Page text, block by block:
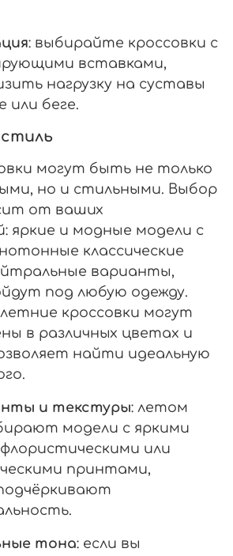
: выбирайте кроссовки с
вставками,
нагрузку на суставы
или беге.
могут быть не только
но и стильными. Выбор
от ваших
яркие и модные модели с
классические
варианты,
под любую одежду.
кроссовки могут
в различных цветах и
найти идеальную
и текстуры: летом
модели с яркими
или
принтами,
тона: если вы